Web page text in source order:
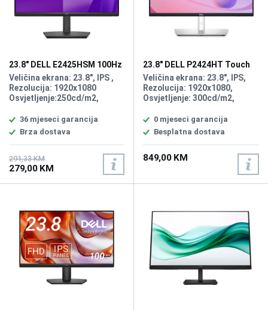
23.8" DELL E2425HSM 100Hz
Display
Veličina ekrana: 23.8", IPS ,
Rezolucija: 1920x1080
Osvjetljenje:250cd/m2,
Osvježenje: 100Hz, Priključci:
HDMI, DisplayPort, 1 VGA,
Zvučnici: 2x2W
36 mjeseci garancija
Brza dostava
291,33 KM
279,00 KM
23.8" DELL P2424HT Touch
USB-C Hub Display
Veličina ekrana: 23.8", IPS,
Rezolucija: 1920x1080,
Osvjetljenje: 300cd/m2,
Osvježenje: 60Hz, Priključci:
HDMI, DisplayPort,RJ-45,
2xType-C 3.2 (power up to
90W), 3xUSB 3.2,
Zvučnici:1x3W
0 mjeseci garancija
Besplatna dostava
849,00 KM